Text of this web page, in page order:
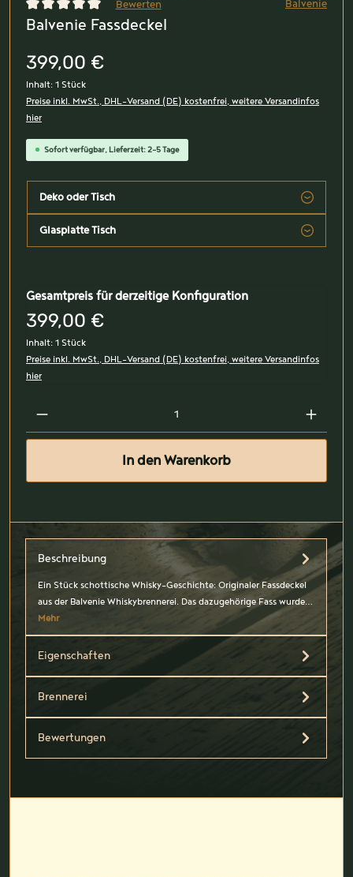
Durchschnittliche Bewertung von 0 von 5 Sternen
Bewerten Balvenie
Balvenie Fassdeckel
399,00 €
Inhalt: 1 Stück
Preise inkl. MwSt., DHL-Versand (DE) kostenfrei, weitere Versandinfos
hier
Sofort verfügbar, Lieferzeit: 2-5 Tage
Deko oder Tisch
Glasplatte Tisch
Gesamtpreis für derzeitige Konfiguration
399,00 €
Inhalt: 1 Stück
Preise inkl. MwSt., DHL-Versand (DE) kostenfrei, weitere Versandinfos
hier
In den Warenkorb
Beschreibung
Ein Stück schottische Whisky-Geschichte: Originaler Fassdeckel
aus der Balvenie Whiskybrennerei. Das dazugehörige Fass wurde…
Mehr
Eigenschaften
Brennerei
Bewertungen